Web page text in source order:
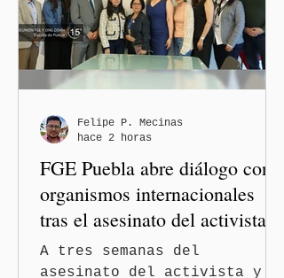
FGE Puebla abre diálogo con
organismos internacionales
tras el asesinato del activista y
comunicador Josué Martínez
A tres semanas del
asesinato del activista y
Felipe P. Mecinas
hace 2 horas